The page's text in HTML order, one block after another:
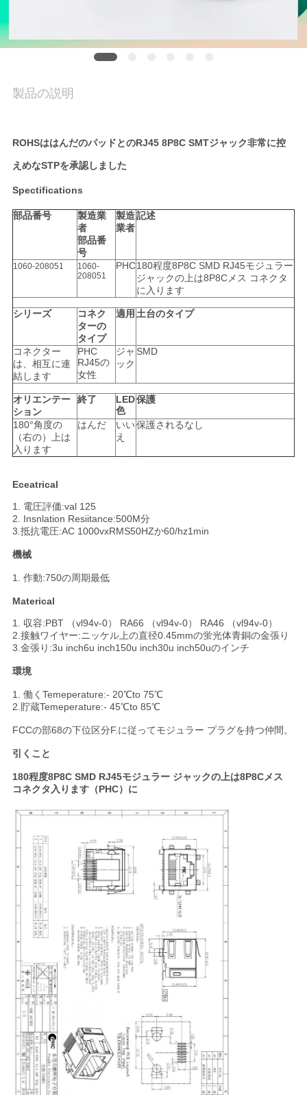
に
絡
な
さ
い
SHOW
地
PRIVACY
POLICY
製品の説明
ROHSははんだのパッドとのRJ45 8P8C SMTジャック非常に控
えめなSTPを承認しました
Spectifications
部品番号
製造業
者
部品番
号
製造
業者
記述
1060-208051
1060-
208051
PHC180程度8P8C SMD RJ45モジュラー
ジャックの上は8P8Cメス コネクタ
に入ります
シリーズ
コネク
ターの
タイプ
適用 土台のタイプ
コネクター
は、相互に連
結します
PHC
RJ45の
女性
ジャ
ック
SMD
オリエンテー
ション
終了
LED
色
保護
180°角度の
（右の）上は
入ります
はんだ
いい
え
保護されるなし
Eceatrical
1. 電圧評価:val 125
2. Insnlation Resiitance:500M分
3.抵抗電圧:AC 1000vxRMS50HZか60/hz1min
機械
1. 作動:750の周期最低
Materical
1. 収容:PBT （vl94v-0） RA66 （vl94v-0） RA46 （vl94v-0）
2.接触ワイヤー:ニッケル上の直径0.45mmの蛍光体青銅の金張り
3.金張り:3u inch6u inch150u inch30u inch50uのインチ
環境
1. 働くTemeperature:- 20℃to 75℃
2.貯蔵Temeperature:- 45℃to 85℃
FCCの部68の下位区分F.に従ってモジュラー プラグを持つ仲間。
引くこと
180程度8P8C SMD RJ45モジュラー ジャックの上は8P8Cメス
コネクタ入ります（PHC）に